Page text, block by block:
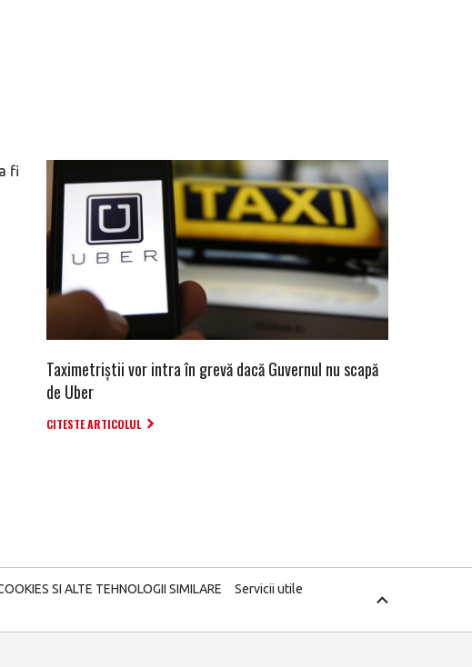
Taximetriștii vor intra în grevă dacă Guvernul nu scapă
de Uber
CITESTE ARTICOLUL
SI ALTE TEHNOLOGII SIMILARE
Servicii utile